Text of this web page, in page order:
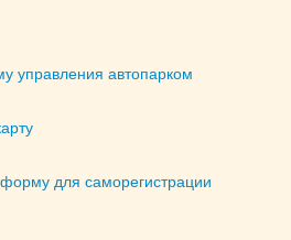
управления автопарком
для саморегистрации